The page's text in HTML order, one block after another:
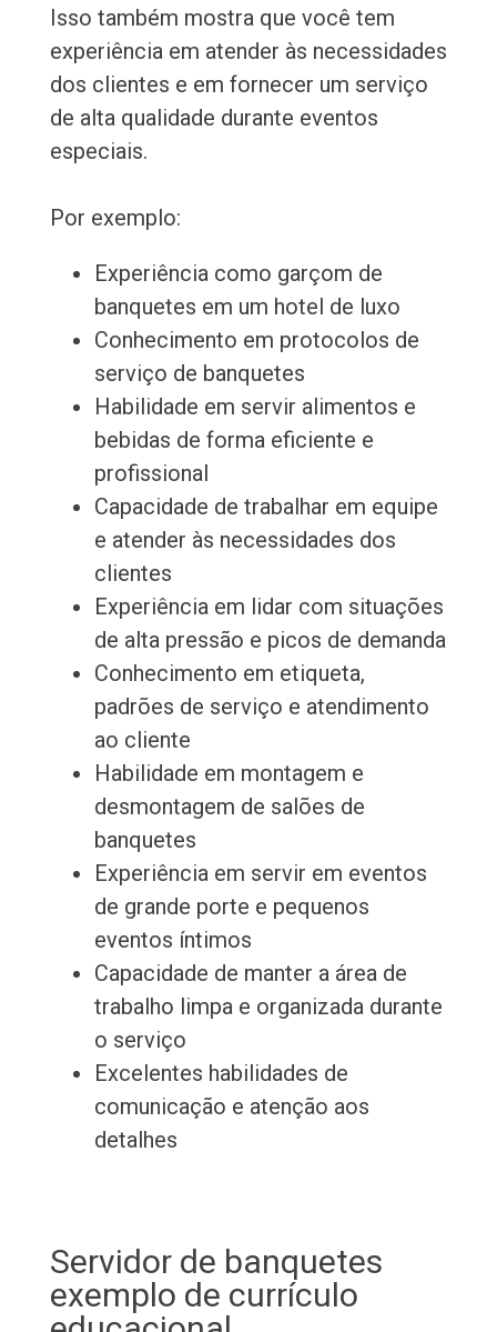
Isso também mostra que você tem
experiência em atender às necessidades
dos clientes e em fornecer um serviço
de alta qualidade durante eventos
especiais.
Por exemplo:
Experiência como garçom de
banquetes em um hotel de luxo
Conhecimento em protocolos de
serviço de banquetes
Habilidade em servir alimentos e
bebidas de forma eficiente e
profissional
Capacidade de trabalhar em equipe
e atender às necessidades dos
clientes
Experiência em lidar com situações
de alta pressão e picos de demanda
Conhecimento em etiqueta,
padrões de serviço e atendimento
ao cliente
Habilidade em montagem e
desmontagem de salões de
banquetes
Experiência em servir em eventos
de grande porte e pequenos
eventos íntimos
Capacidade de manter a área de
trabalho limpa e organizada durante
o serviço
Excelentes habilidades de
comunicação e atenção aos
detalhes
Servidor de banquetes
exemplo de currículo